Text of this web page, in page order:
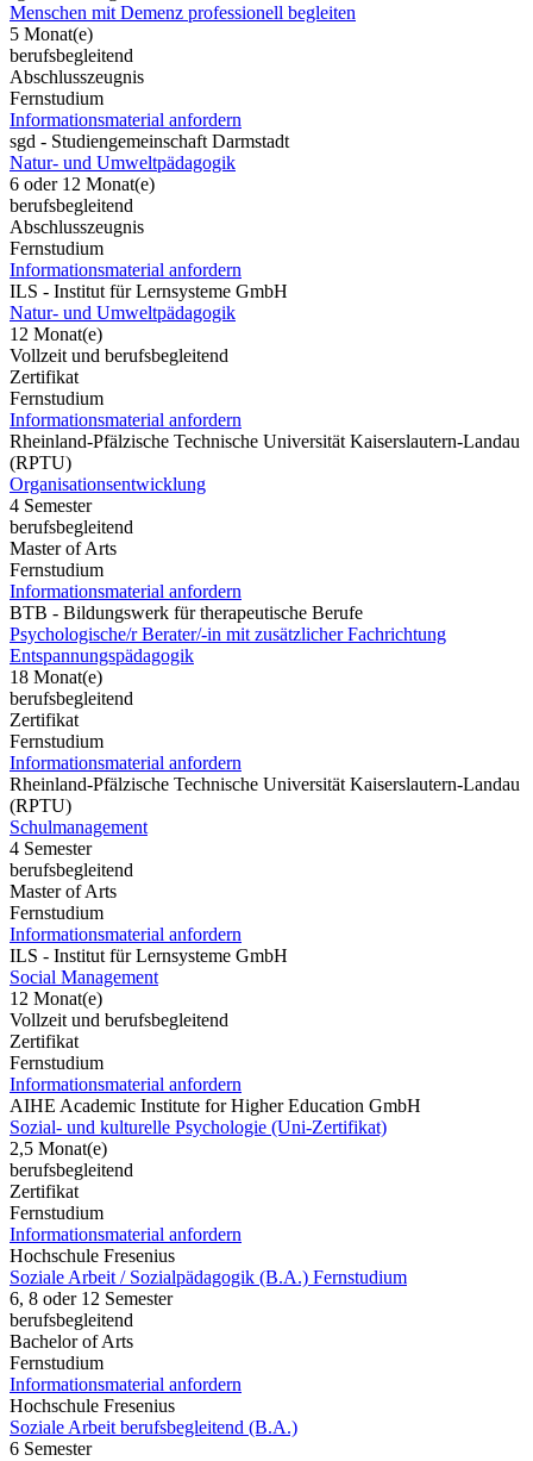
Menschen mit Demenz professionell begleiten
5 Monat(e)
berufsbegleitend
Abschlusszeugnis
Fernstudium
Informationsmaterial anfordern
sgd - Studiengemeinschaft Darmstadt
Natur- und Umweltpädagogik
6 oder 12 Monat(e)
berufsbegleitend
Abschlusszeugnis
Fernstudium
Informationsmaterial anfordern
ILS - Institut für Lernsysteme GmbH
Natur- und Umweltpädagogik
12 Monat(e)
Vollzeit und berufsbegleitend
Zertifikat
Fernstudium
Informationsmaterial anfordern
Rheinland-Pfälzische Technische Universität Kaiserslautern-Landau
(RPTU)
Organisationsentwicklung
4 Semester
berufsbegleitend
Master of Arts
Fernstudium
Informationsmaterial anfordern
BTB - Bildungswerk für therapeutische Berufe
Psychologische/r Berater/-in mit zusätzlicher Fachrichtung
Entspannungspädagogik
18 Monat(e)
berufsbegleitend
Zertifikat
Fernstudium
Informationsmaterial anfordern
Rheinland-Pfälzische Technische Universität Kaiserslautern-Landau
(RPTU)
Schulmanagement
4 Semester
berufsbegleitend
Master of Arts
Fernstudium
Informationsmaterial anfordern
ILS - Institut für Lernsysteme GmbH
Social Management
12 Monat(e)
Vollzeit und berufsbegleitend
Zertifikat
Fernstudium
Informationsmaterial anfordern
AIHE Academic Institute for Higher Education GmbH
Sozial- und kulturelle Psychologie (Uni-Zertifikat)
2,5 Monat(e)
berufsbegleitend
Zertifikat
Fernstudium
Informationsmaterial anfordern
Hochschule Fresenius
Soziale Arbeit / Sozialpädagogik (B.A.) Fernstudium
6, 8 oder 12 Semester
berufsbegleitend
Bachelor of Arts
Fernstudium
Informationsmaterial anfordern
Hochschule Fresenius
Soziale Arbeit berufsbegleitend (B.A.)
6 Semester